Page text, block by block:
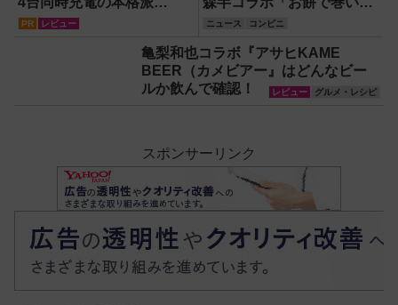
イスレコーダー！
【議事録作成】
『RORRY CharmGo オー
ルインミニ』でスマホもモ
バイルファンもノートPC
PR レビュー
濃い抹茶もち食感ロール」
など新作スイーツ・パンが
登場！
ニュース コンビニ
亀梨和也コラボ『アサヒKAME
BEER（カメビアー』はどんなビー
ルか飲んで確認！
レビュー グルメ・レシピ
スポンサーリンク